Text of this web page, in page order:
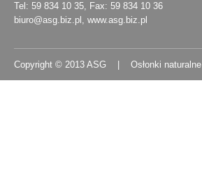
Tel: 59 834 10 35, Fax: 59 834 10 36
biuro@asg.biz.pl , www.asg.biz.pl
Copyright © 2013 ASG | Osłonki naturalne